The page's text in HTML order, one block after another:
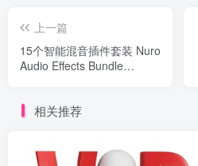
上一篇
15个智能混音插件套装 Nuro
Audio Effects Bundle
相关推荐